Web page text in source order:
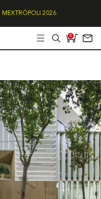
2026
0